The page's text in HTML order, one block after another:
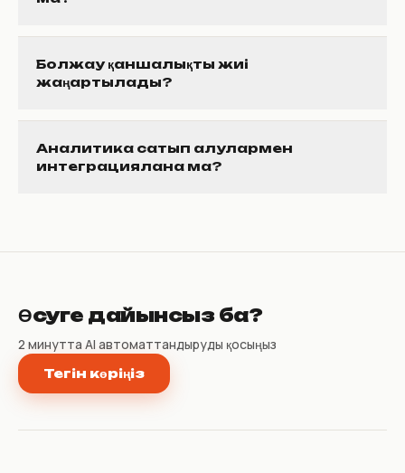
Болжау қаншалықты жиі
жаңартылады?
Аналитика сатып алулармен
интеграциялана ма?
Өсуге дайынсыз ба?
2 минутта AI автоматтандыруды қосыңыз
Тегін көріңіз